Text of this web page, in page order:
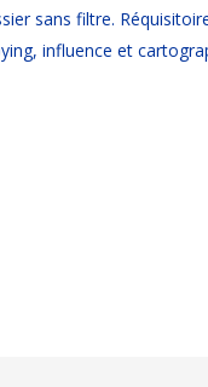
sans filtre.
influence et